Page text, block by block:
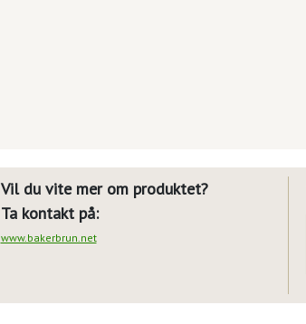
Vil du vite mer om produktet?
Ta kontakt på:
www.bakerbrun.net